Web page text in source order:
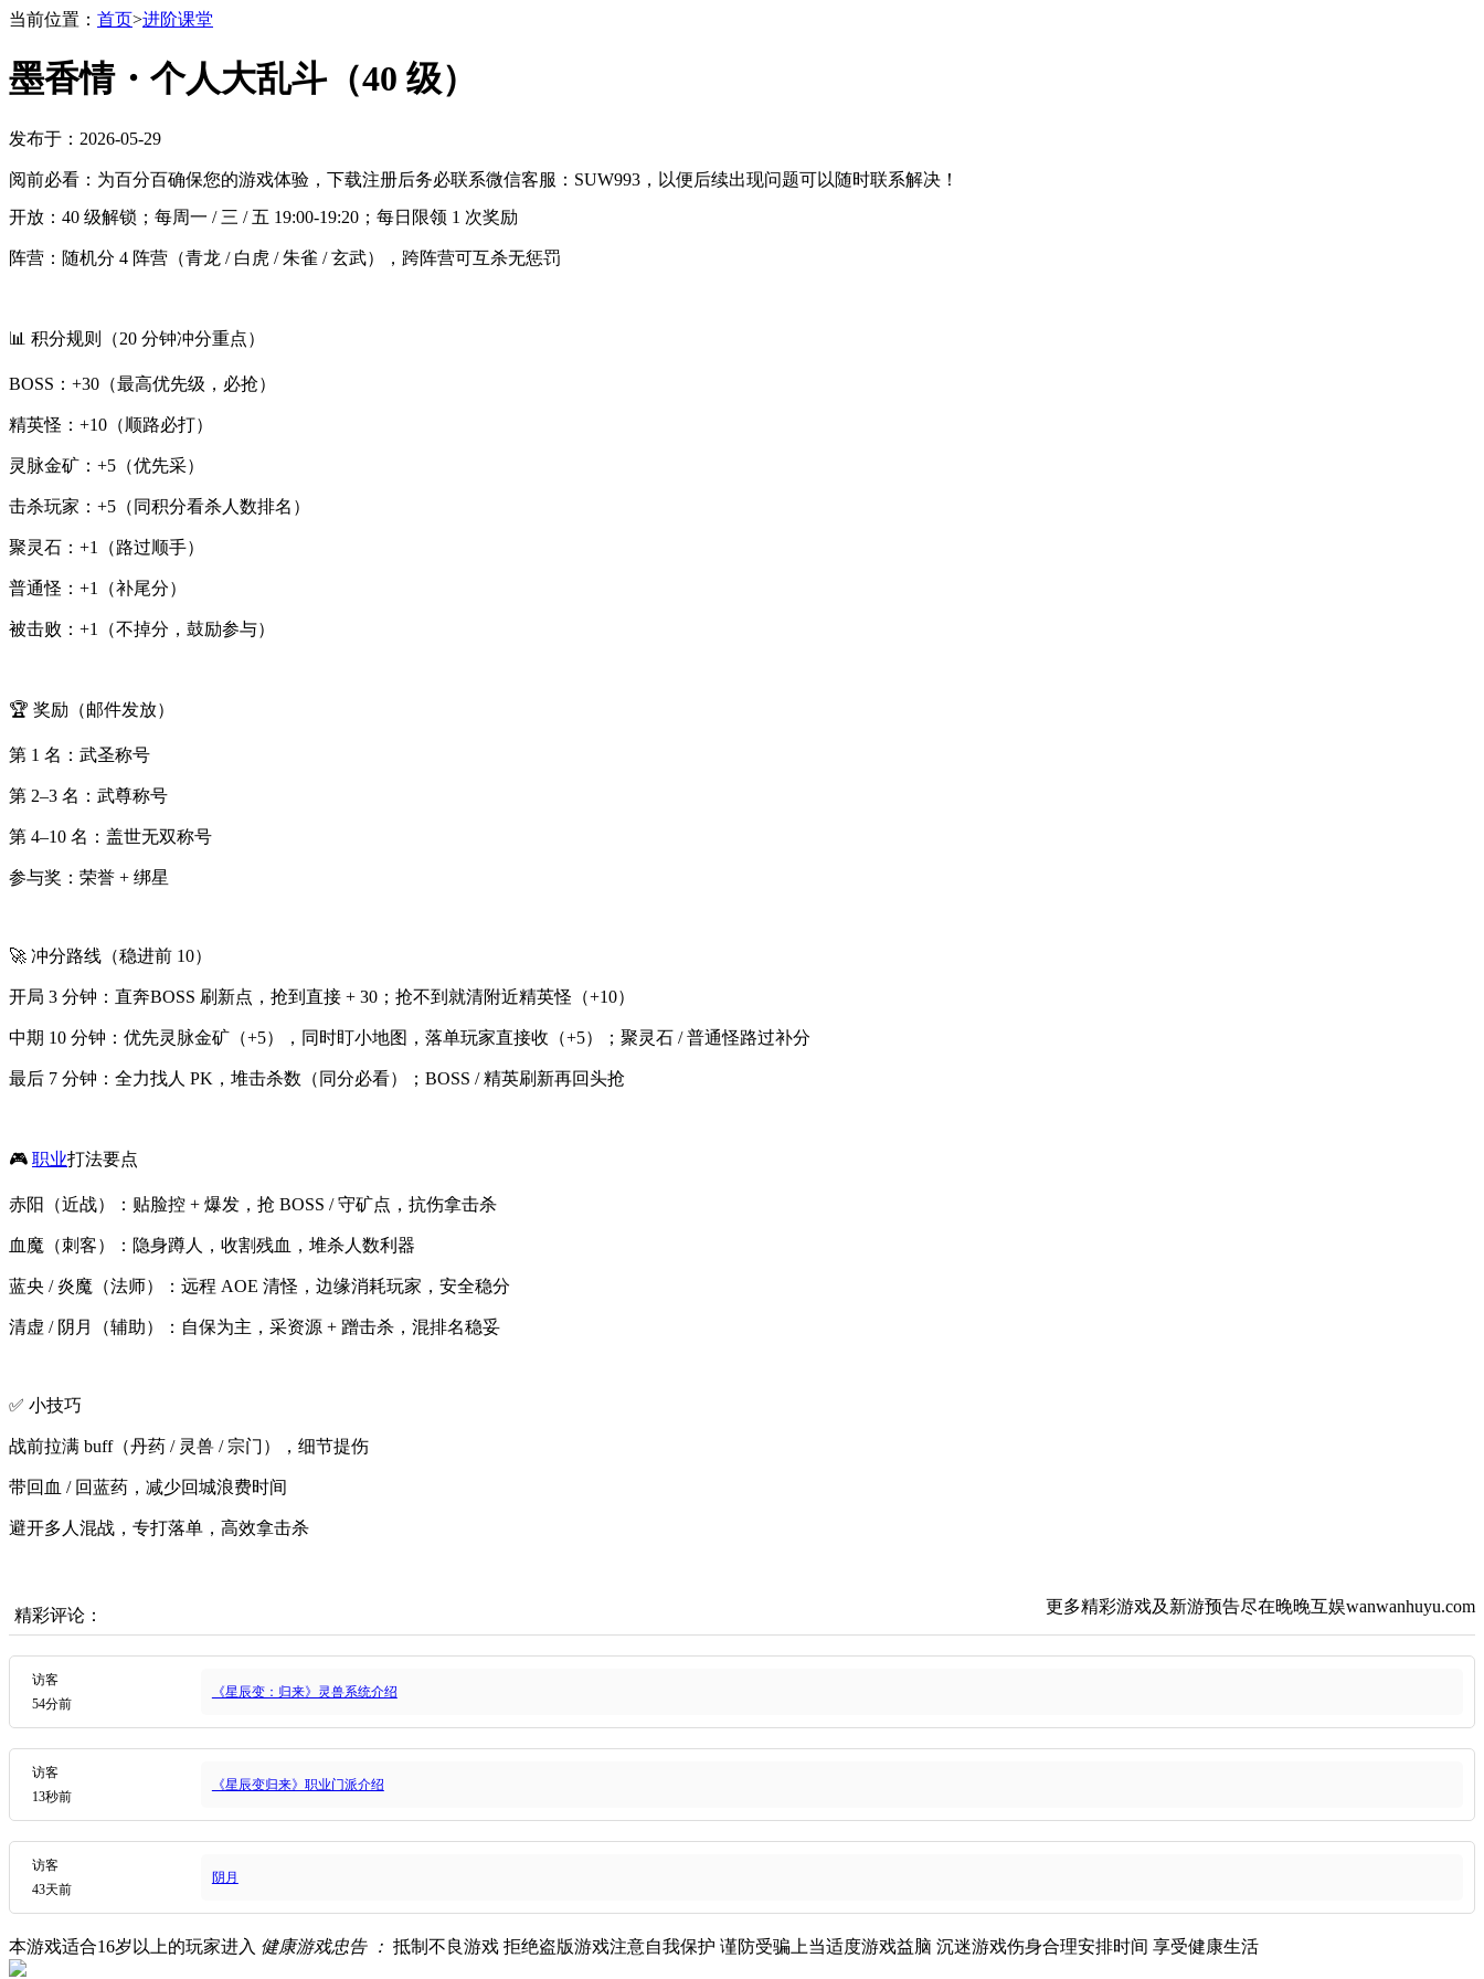
当前位置： 首页>进阶课堂
墨香情・个人大乱斗（40 级）
发布于：2026-05-29
阅前必看：为百分百确保您的游戏体验，下载注册后务必联系微信客服：SUW993，以便后续出现问题可以随时联系解决！
开放：40 级解锁；每周一 / 三 / 五 19:00-19:20；每日限领 1 次奖励
阵营：随机分 4 阵营（青龙 / 白虎 / 朱雀 / 玄武），跨阵营可互杀无惩罚
📊 积分规则（20 分钟冲分重点）
BOSS：+30（最高优先级，必抢）
精英怪：+10（顺路必打）
灵脉金矿：+5（优先采）
击杀玩家：+5（同积分看杀人数排名）
聚灵石：+1（路过顺手）
普通怪：+1（补尾分）
被击败：+1（不掉分，鼓励参与）
🏆 奖励（邮件发放）
第 1 名：武圣称号
第 2–3 名：武尊称号
第 4–10 名：盖世无双称号
参与奖：荣誉 + 绑星
🚀 冲分路线（稳进前 10）
开局 3 分钟：直奔BOSS 刷新点，抢到直接 + 30；抢不到就清附近精英怪（+10）
中期 10 分钟：优先灵脉金矿（+5），同时盯小地图，落单玩家直接收（+5）；聚灵石 / 普通怪路过补分
最后 7 分钟：全力找人 PK，堆击杀数（同分必看）；BOSS / 精英刷新再回头抢
🎮 职业打法要点
赤阳（近战）：贴脸控 + 爆发，抢 BOSS / 守矿点，抗伤拿击杀
血魔（刺客）：隐身蹲人，收割残血，堆杀人数利器
蓝央 / 炎魔（法师）：远程 AOE 清怪，边缘消耗玩家，安全稳分
清虚 / 阴月（辅助）：自保为主，采资源 + 蹭击杀，混排名稳妥
✅ 小技巧
战前拉满 buff（丹药 / 灵兽 / 宗门），细节提伤
带回血 / 回蓝药，减少回城浪费时间
避开多人混战，专打落单，高效拿击杀
更多精彩游戏及新游预告尽在晚晚互娱wanwanhuyu.com
精彩评论：
访客
54分前
《星辰变：归来》灵兽系统介绍
访客
13秒前
《星辰变归来》职业门派介绍
访客
43天前
阴月
本游戏适合16岁以上的玩家进入 健康游戏忠告 ： 抵制不良游戏 拒绝盗版游戏注意自我保护 谨防受骗上当适度游戏益脑 沉迷游戏伤身合理安排时间 享受健康生活